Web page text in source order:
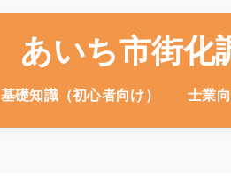
あいち市街化
基礎知識（初心者向け） 士業